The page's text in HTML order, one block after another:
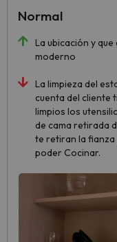
La ubicación y
moderno
La limpieza del
cuenta del cliente
limpios los
de cama retirada
te retiran la fianza
poder Cocinar.
Normal